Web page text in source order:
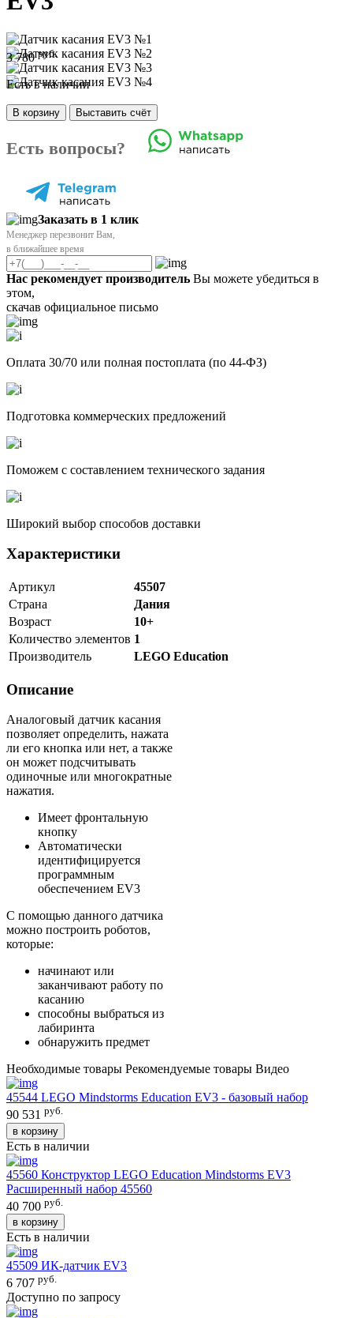
3 780руб.
Есть в наличии
В корзину Выставить счёт
Есть вопросы?
Заказать в 1 клик
Менеджер перезвонит Вам,
в ближайшее время
Нас рекомендует производитель Вы можете убедиться в
этом,
скачав официальное письмо
Оплата 30/70 или полная постоплата (по 44-ФЗ)
Подготовка коммерческих предложений
Поможем с составлением технического задания
Широкий выбор способов доставки
Характеристики
Артикул
45507
Страна
Дания
Возраст
10+
Количество элементов 1
Производитель
LEGO Education
Описание
Аналоговый датчик касания
позволяет определить, нажата
ли его кнопка или нет, а также
он может подсчитывать
одиночные или многократные
нажатия.
Имеет фронтальную
кнопку
Автоматически
идентифицируется
программным
обеспечением EV3
С помощью данного датчика
можно построить роботов,
которые:
начинают или
заканчивают работу по
касанию
способны выбраться из
лабиринта
обнаружить предмет
Необходимые товары Рекомендуемые товары Видео
45544 LEGO Mindstorms Education EV3 - базовый набор
90 531 руб.
в корзину
Есть в наличии
45560 Конструктор LEGO Education Mindstorms EV3
Расширенный набор 45560
40 700 руб.
в корзину
Есть в наличии
45509 ИК-датчик EV3
6 707 руб.
Доступно по запросу